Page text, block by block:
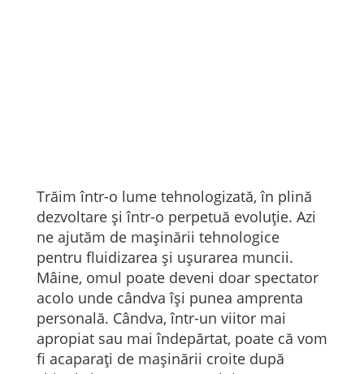
Trăim într-o lume tehnologizată, în plină
dezvoltare și într-o perpetuă evoluție. Azi
ne ajutăm de mașinării tehnologice
pentru fluidizarea și ușurarea muncii.
Mâine, omul poate deveni doar spectator
acolo unde cândva își punea amprenta
personală. Cândva, într-un viitor mai
apropiat sau mai îndepărtat, poate că vom
fi acaparați de mașinării croite după